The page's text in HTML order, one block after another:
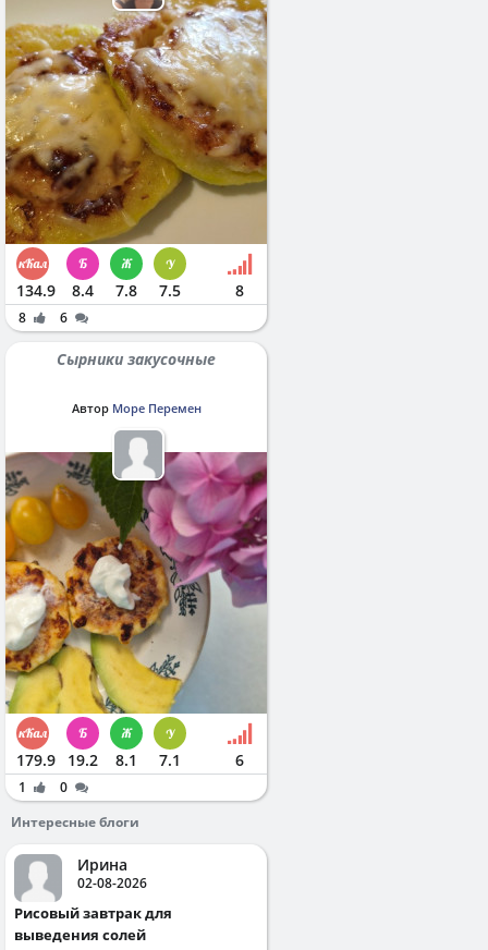
134.9 8.4 7.8 7.5 8
8 6
Сырники закусочные
Автор Море Перемен
179.9 19.2 8.1 7.1 6
1
0
Интересные блоги
Ирина
02-08-2026
Рисовый завтрак для
выведения солей